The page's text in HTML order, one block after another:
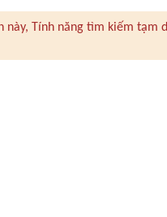
này, Tính năng tìm kiếm